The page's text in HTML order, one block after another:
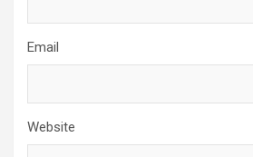
Email
Website